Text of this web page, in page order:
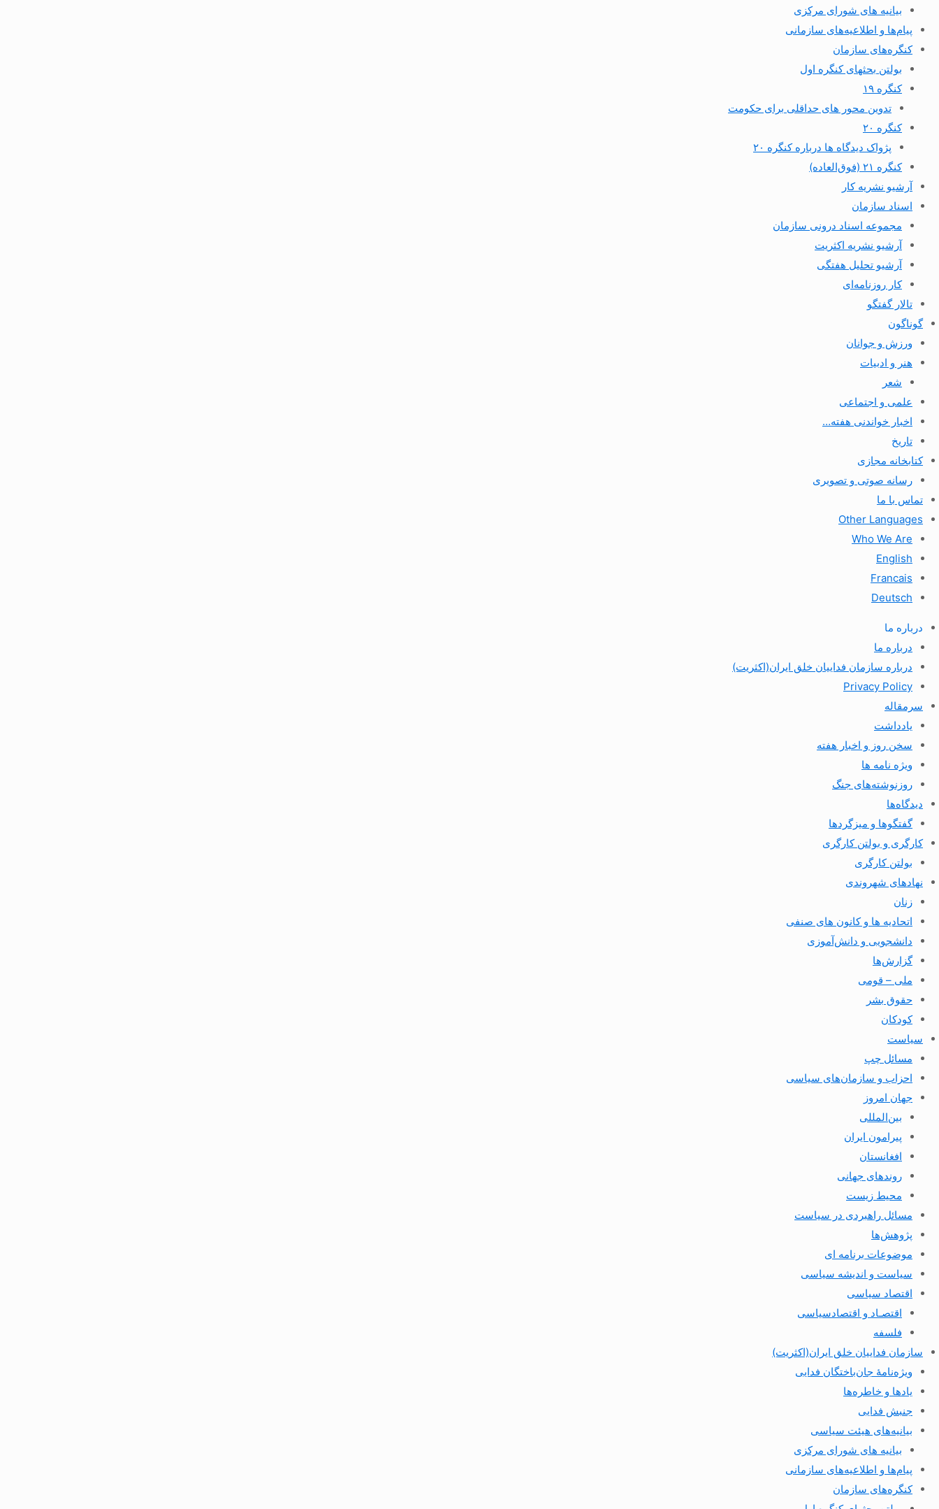
بیانیه های شورای مرکزی
پیام‌ها و اطلاعیه‌های سازمانی
کنگره‌های سازمان
بولتن بحثهای کنگره اول
کنگره ۱۹
تدوین محور های حداقلی برای حکومت
کنگره ۲۰
پژواک دیدگاه ها درباره کنگره ۲۰
کنگره ۲۱ (فوق‌العاده)
آرشیو نشریه کار
اسناد سازمان
مجموعه اسناد درونی سازمان
آرشیو نشریه اکثریت
آرشیو تحلیل هفتگی
کار روزنامه‌ای
تالار گفتگو
گوناگون
ورزش و جوانان
هنر و ادبیات
شعر
علمی و اجتماعی
اخبار خواندنی هفته…
تاریخ
کتابخانه مجازی
رسانه صوتی و تصویری
تماس با ما
Other Languages
Who We Are
English
Francais
Deutsch
درباره ما
درباره ما
درباره سازمان فداییان خلق ایران(اکثریت)
Privacy Policy
سرمقاله
یادداشت
سخن روز و اخبار هفته
ویژه نامه ها
روزنوشته‌های جنگ
دیدگاه‌ها
گفتگوها و میزگردها
کارگری و بولتن کارگری
بولتن کارگری
نهادهای شهروندی
زنان
اتحادیه ها و کانون های صنفی
دانشجویی و دانش‌آموزی
گزارش‌ها
ملی – قومی
حقوق بشر
کودکان
سیاست
مسائل چپ
احزاب و سازمان‌های سیاسی
جهان امروز
بین‌المللی
پیرامون ایران
افغانستان
روندهای جهانی
محیط زیست
مسائل راهبردی در سیاست
پژوهش‌ها
موضوعات برنامه ای
سیاست و اندیشه سیاسی
اقتصاد سیاسی
اقتصـاد و اقتصاد‌سیاسی
فلسفه
سازمان فداییان خلق ایران(اکثریت)
ویژه‌نامهٔ جان‌باختگان فدایی
یادها و خاطره‌ها
جنبش فدایی
بیانیه‌های هیئت سیاسی
بیانیه های شورای مرکزی
پیام‌ها و اطلاعیه‌های سازمانی
کنگره‌های سازمان